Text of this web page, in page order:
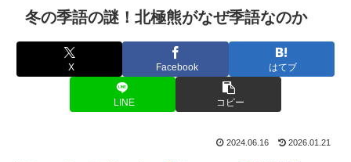
冬の季語の謎！北極熊がなぜ季語なのか
X Facebook はてブ
LINE コピー
2024.06.16 2026.01.21